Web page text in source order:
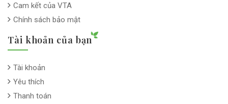
Cam kết của VTA
Chính sách bảo mật
Tài khoản của bạn
Tài khoản
Yêu thích
Thanh toán